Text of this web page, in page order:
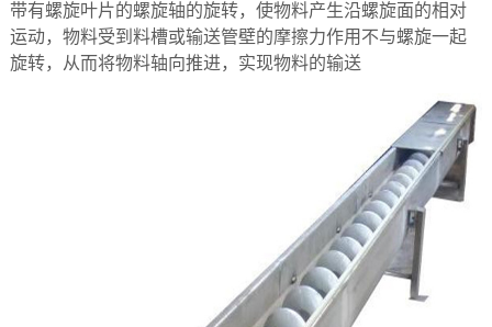
带有螺旋叶片的螺旋轴的旋转，使物料产生沿螺旋面的相对
运动，物料受到料槽或输送管壁的摩擦力作用不与螺旋一起
旋转，从而将物料轴向推进，实现物料的输送